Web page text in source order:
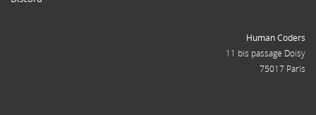
Human Coders
11 bis passage Doisy
75017 Paris